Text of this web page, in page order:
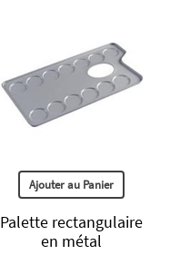
Ajouter au Panier
Palette rectangulaire
en métal